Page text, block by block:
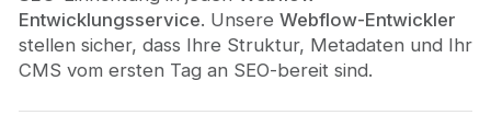
Entwicklungsservice. Unsere Webflow-Entwickler
stellen sicher, dass Ihre Struktur, Metadaten und Ihr
CMS vom ersten Tag an SEO-bereit sind.